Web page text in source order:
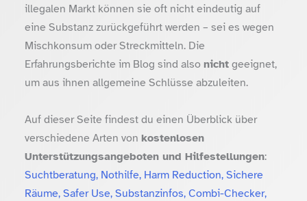
illegalen Markt können sie oft nicht eindeutig auf
eine Substanz zurückgeführt werden – sei es wegen
Mischkonsum oder Streckmitteln. Die
Erfahrungsberichte im Blog sind also nichtgeeignet,
um aus ihnen allgemeine Schlüsse abzuleiten.
Auf dieser Seite findest du einen Überblick über
verschiedene Arten von kostenlosen
Unterstützungsangeboten und Hilfestellungen:
Suchtberatung, Nothilfe, Harm Reduction, Sichere
Räume, Safer Use, Substanzinfos, Combi-Checker,